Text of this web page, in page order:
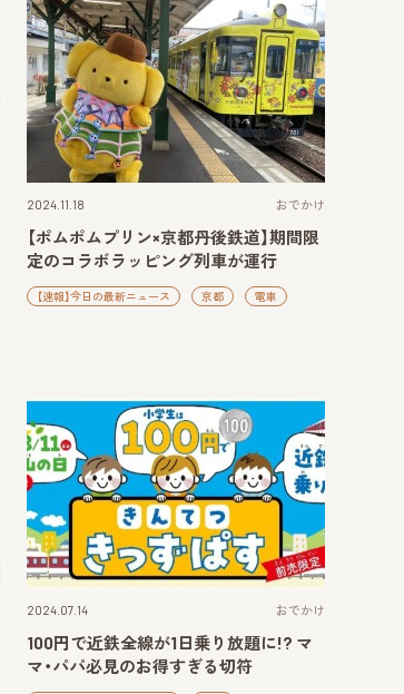
2024.11.18 おでかけ
【ポムポムプリン×京都丹後鉄道】期間限
定のコラボラッピング列車が運行
【速報】今日の最新ニュース 京都 電車
2024.07.14 おでかけ
100円で近鉄全線が1日乗り放題に!? マ
マ・パパ必見のお得すぎる切符